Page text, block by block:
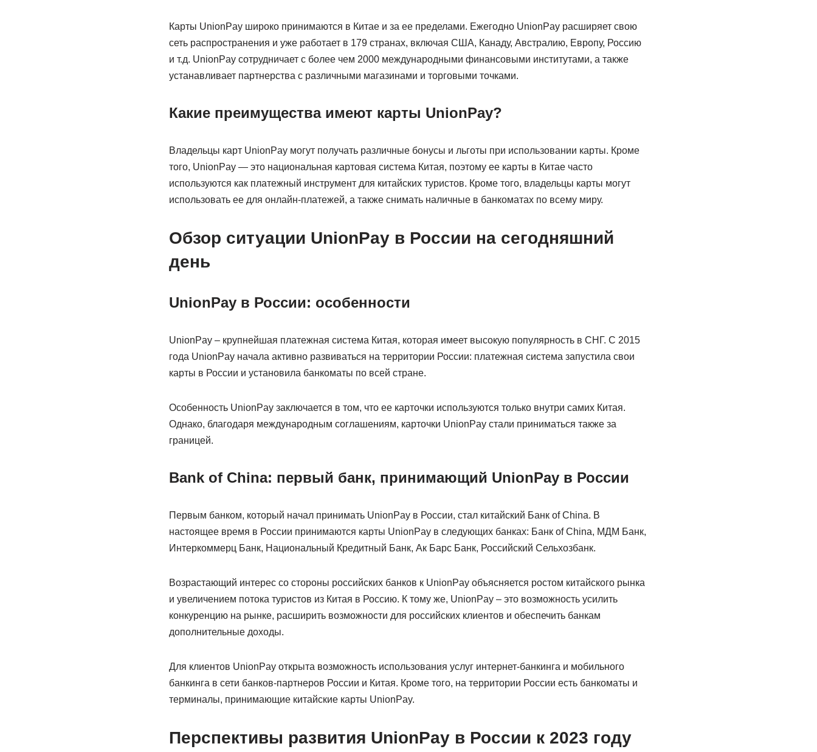
Карты UnionPay широко принимаются в Китае и за ее пределами. Ежегодно UnionPay расширяет свою
сеть распространения и уже работает в 179 странах, включая США, Канаду, Австралию, Европу, Россию
и т.д. UnionPay сотрудничает с более чем 2000 международными финансовыми институтами, а также
устанавливает партнерства с различными магазинами и торговыми точками.
Какие преимущества имеют карты UnionPay?
Владельцы карт UnionPay могут получать различные бонусы и льготы при использовании карты. Кроме
того, UnionPay — это национальная картовая система Китая, поэтому ее карты в Китае часто
используются как платежный инструмент для китайских туристов. Кроме того, владельцы карты могут
использовать ее для онлайн-платежей, а также снимать наличные в банкоматах по всему миру.
Обзор ситуации UnionPay в России на сегодняшний
день
UnionPay в России: особенности
UnionPay – крупнейшая платежная система Китая, которая имеет высокую популярность в СНГ. С 2015
года UnionPay начала активно развиваться на территории России: платежная система запустила свои
карты в России и установила банкоматы по всей стране.
Особенность UnionPay заключается в том, что ее карточки используются только внутри самих Китая.
Однако, благодаря международным соглашениям, карточки UnionPay стали приниматься также за
границей.
Bank of China: первый банк, принимающий UnionPay в России
Первым банком, который начал принимать UnionPay в России, стал китайский Банк of China. В
настоящее время в России принимаются карты UnionPay в следующих банках: Банк of China, МДМ Банк,
Интеркоммерц Банк, Национальный Кредитный Банк, Ак Барс Банк, Российский Сельхозбанк.
Возрастающий интерес со стороны российских банков к UnionPay объясняется ростом китайского рынка
и увеличением потока туристов из Китая в Россию. К тому же, UnionPay – это возможность усилить
конкуренцию на рынке, расширить возможности для российских клиентов и обеспечить банкам
дополнительные доходы.
Для клиентов UnionPay открыта возможность использования услуг интернет-банкинга и мобильного
банкинга в сети банков-партнеров России и Китая. Кроме того, на территории России есть банкоматы и
терминалы, принимающие китайские карты UnionPay.
Перспективы развития UnionPay в России к 2023 году